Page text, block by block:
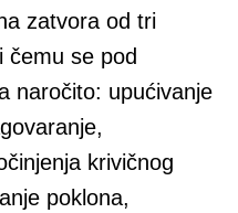
zatvora od tri
čemu se pod
naročito: upućivanje
krivičnog
poklona,